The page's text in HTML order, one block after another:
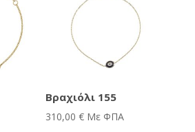
Βραχιόλι 155
310,00€ Με ΦΠΑ